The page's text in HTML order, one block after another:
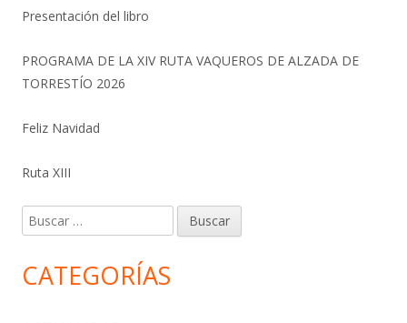
Presentación del libro
PROGRAMA DE LA XIV RUTA VAQUEROS DE ALZADA DE
TORRESTÍO 2026
Feliz Navidad
Ruta XIII
Buscar:
CATEGORÍAS